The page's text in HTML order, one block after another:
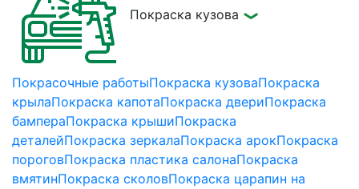
Покраска кузова
Покрасочные работыПокраска кузоваПокраска
крылаПокраска капотаПокраска двериПокраска
бампераПокраска крышиПокраска
деталейПокраска зеркалаПокраска арокПокраска
пороговПокраска пластика салонаПокраска
вмятинПокраска сколовПокраска царапин на